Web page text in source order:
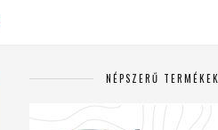
NÉPSZERŰ TERMÉKEK